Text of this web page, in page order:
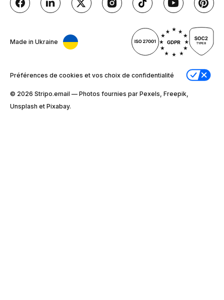
Made in Ukraine
Préférences de cookies et vos choix de confidentialité
© 2026 Stripо.email — Photos fournies par Pexels, Freepik,
Unsplash et Pixabay.